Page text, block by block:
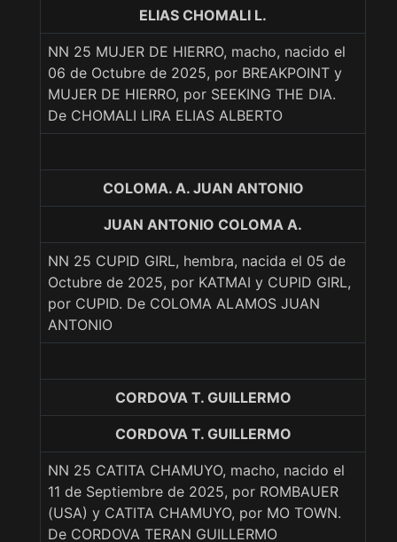
ELIAS CHOMALI L.
NN 25 MUJER DE HIERRO, macho, nacido el
06 de Octubre de 2025, por BREAKPOINT y
MUJER DE HIERRO, por SEEKING THE DIA.
De CHOMALI LIRA ELIAS ALBERTO
COLOMA. A. JUAN ANTONIO
JUAN ANTONIO COLOMA A.
NN 25 CUPID GIRL, hembra, nacida el 05 de
Octubre de 2025, por KATMAI y CUPID GIRL,
por CUPID. De COLOMA ALAMOS JUAN
ANTONIO
CORDOVA T. GUILLERMO
CORDOVA T. GUILLERMO
NN 25 CATITA CHAMUYO, macho, nacido el
11 de Septiembre de 2025, por ROMBAUER
(USA) y CATITA CHAMUYO, por MO TOWN.
De CORDOVA TERAN GUILLERMO